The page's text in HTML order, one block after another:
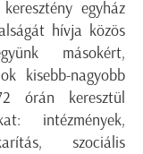
egyház
hívja közös
másokért,
kisebb-nagyobb
órán keresztül
intézmények,
szociális